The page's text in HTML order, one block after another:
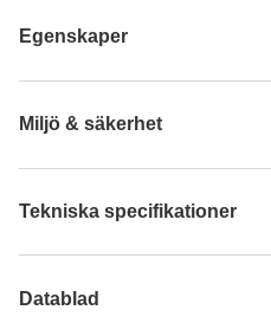
Egenskaper
Miljö & säkerhet
Tekniska specifikationer
Datablad